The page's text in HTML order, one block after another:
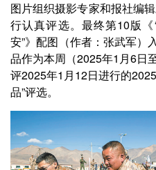
图片组织摄影专家和报社编
行认真评选。最终第10版
安”》配图（作者：张武军）
品作为本周（2025年1月6日
评2025年1月12日进行的
品”评选。